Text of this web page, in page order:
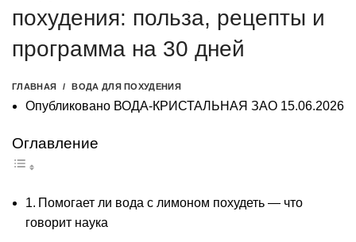
похудения: польза, рецепты и
программа на 30 дней
ГЛАВНАЯ ВОДА ДЛЯ ПОХУДЕНИЯ
Опубликовано ВОДА-КРИСТАЛЬНАЯ ЗАО 15.06.2026
Оглавление
Помогает ли вода с лимоном похудеть — что
говорит наука